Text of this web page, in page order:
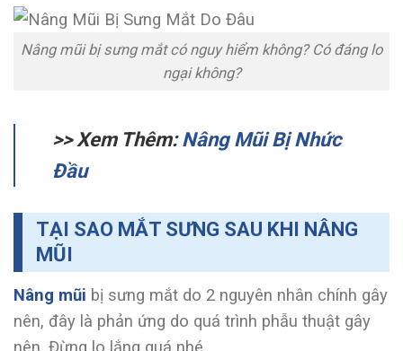
Nâng mũi bị sưng mắt có nguy hiểm không? Có đáng lo
ngại không?
>> Xem Thêm:Nâng Mũi Bị Nhức
Đầu
TẠI SAO MẮT SƯNG SAU KHI NÂNG
MŨI
Nâng mũi bị sưng mắt do 2 nguyên nhân chính gây
nên, đây là phản ứng do quá trình phẫu thuật gây
nên. Đừng lo lắng quá nhé.